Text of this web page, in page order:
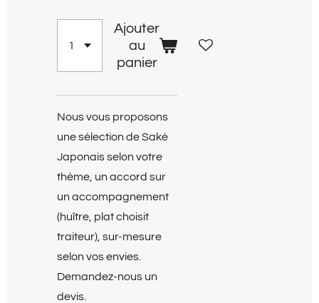
Ajouter
au
panier
Nous vous proposons
une sélection de Saké
Japonais selon votre
thème, un accord sur
un accompagnement
(huître, plat choisit
traiteur), sur-mesure
selon vos envies.
Demandez-nous un
devis.